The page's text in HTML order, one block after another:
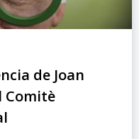
de Joan
Comitè